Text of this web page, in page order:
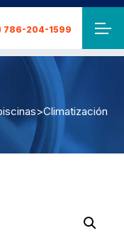
786-204-1599
>Climatización